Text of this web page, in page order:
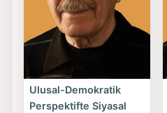
Ulusal-Demokratik
Perspektifte Siyasal